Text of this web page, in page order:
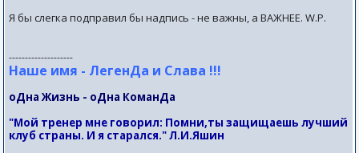
Я бы слегка подправил бы надпись - не важны, а ВАЖНЕЕ. W.P.
--------------------
Наше имя - ЛегенДа и Слава !!!
оДна Жизнь - оДна КоманДа
"Мой тренер мне говорил: Помни,ты защищаешь лучший
клуб страны. И я старался." Л.И.Яшин